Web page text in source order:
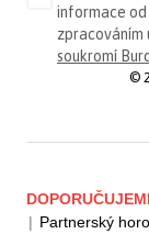
informace od
soukromí
©
| Partnerský